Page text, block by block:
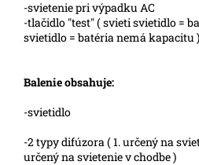
-svietenie pri výpadku AC
-tlačidlo "test" ( svieti svietidlo =
svietidlo = batéria nemá kapacitu )
Balenie obsahuje:
-svietidlo
-2 typy difúzora ( 1. určený na
určený na svietenie v chodbe )